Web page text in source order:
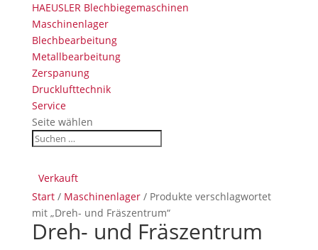
HAEUSLER Blechbiegemaschinen
Maschinenlager
Blechbearbeitung
Metallbearbeitung
Zerspanung
Drucklufttechnik
Service
Seite wählen
Start/ Maschinenlager/ Produkte verschlagwortet
mit „Dreh- und Fräszentrum“
Dreh- und Fräszentrum
Verkauft